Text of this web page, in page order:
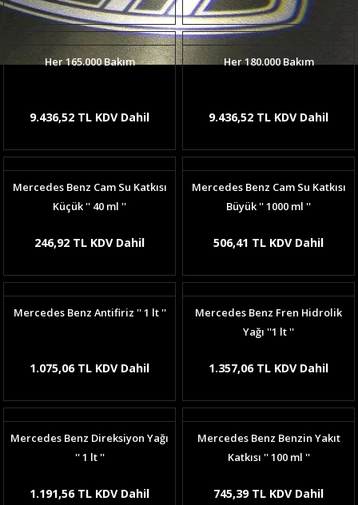
Her 165.000 Bakım
9.436,52 TL KDV Dahil
Her 180.000 Bakım
9.436,52 TL KDV Dahil
Mercedes Benz Cam Su Katkısı
Küçük '' 40 ml ''
246,92 TL KDV Dahil
Mercedes Benz Cam Su Katkısı
Büyük '' 1000 ml ''
506,41 TL KDV Dahil
Mercedes Benz Antifiriz '' 1 lt ''
1.075,06 TL KDV Dahil
Mercedes Benz Fren Hidrolik
Yağı ''1 lt ''
1.357,06 TL KDV Dahil
Mercedes Benz Direksiyon Yağı
'' 1 lt ''
1.191,56 TL KDV Dahil
Mercedes Benz Benzin Yakıt
Katkısı '' 100 ml ''
745,39 TL KDV Dahil